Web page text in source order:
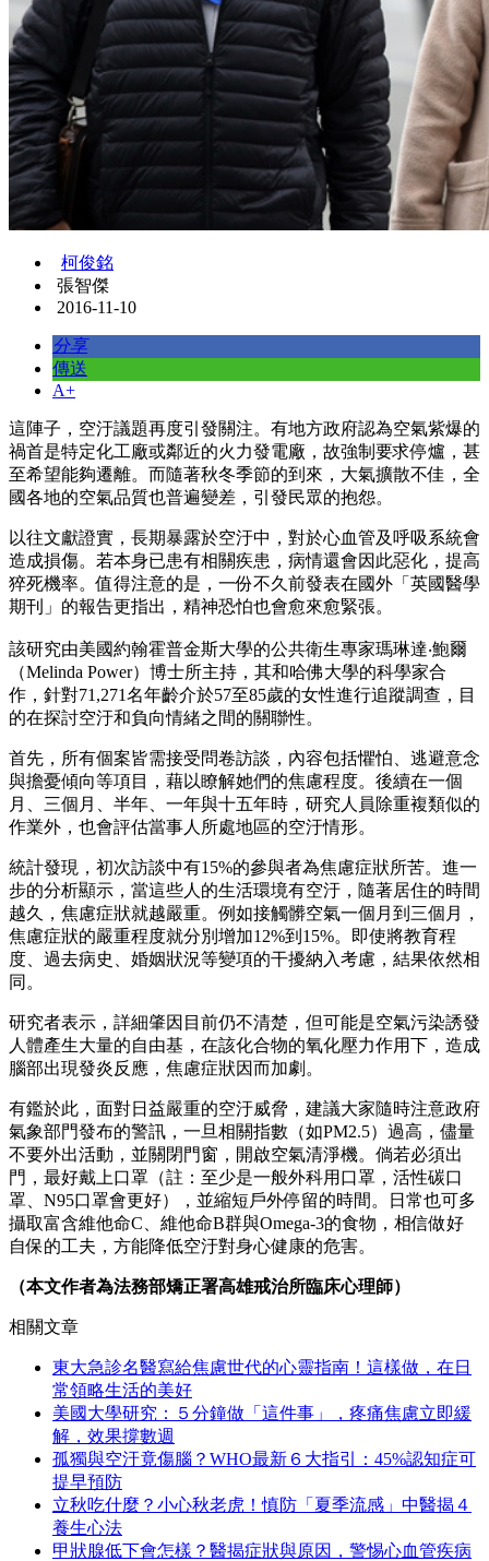
柯俊銘
張智傑
2016-11-10
分享
傳送
A+
這陣子，空汙議題再度引發關注。有地方政府認為空氣紫爆的
禍首是特定化工廠或鄰近的火力發電廠，故強制要求停爐，甚
至希望能夠遷離。而隨著秋冬季節的到來，大氣擴散不佳，全
國各地的空氣品質也普遍變差，引發民眾的抱怨。
以往文獻證實，長期暴露於空汙中，對於心血管及呼吸系統會
造成損傷。若本身已患有相關疾患，病情還會因此惡化，提高
猝死機率。值得注意的是，一份不久前發表在國外「英國醫學
期刊」的報告更指出，精神恐怕也會愈來愈緊張。
該研究由美國約翰霍普金斯大學的公共衛生專家瑪琳達‧鮑爾
（Melinda Power）博士所主持，其和哈佛大學的科學家合
作，針對71,271名年齡介於57至85歲的女性進行追蹤調查，目
的在探討空汙和負向情緒之間的關聯性。
首先，所有個案皆需接受問卷訪談，內容包括懼怕、逃避意念
與擔憂傾向等項目，藉以瞭解她們的焦慮程度。後續在一個
月、三個月、半年、一年與十五年時，研究人員除重複類似的
作業外，也會評估當事人所處地區的空汙情形。
統計發現，初次訪談中有15%的參與者為焦慮症狀所苦。進一
步的分析顯示，當這些人的生活環境有空汙，隨著居住的時間
越久，焦慮症狀就越嚴重。例如接觸髒空氣一個月到三個月，
焦慮症狀的嚴重程度就分別增加12%到15%。即使將教育程
度、過去病史、婚姻狀況等變項的干擾納入考慮，結果依然相
同。
研究者表示，詳細肇因目前仍不清楚，但可能是空氣污染誘發
人體產生大量的自由基，在該化合物的氧化壓力作用下，造成
腦部出現發炎反應，焦慮症狀因而加劇。
有鑑於此，面對日益嚴重的空汙威脅，建議大家隨時注意政府
氣象部門發布的警訊，一旦相關指數（如PM2.5）過高，儘量
不要外出活動，並關閉門窗，開啟空氣清淨機。倘若必須出
門，最好戴上口罩（註：至少是一般外科用口罩，活性碳口
罩、N95口罩會更好），並縮短戶外停留的時間。日常也可多
攝取富含維他命C、維他命B群與Omega-3的食物，相信做好
自保的工夫，方能降低空汙對身心健康的危害。
（本文作者為法務部矯正署高雄戒治所臨床心理師）
相關文章
東大急診名醫寫給焦慮世代的心靈指南！這樣做，在日
常領略生活的美好
美國大學研究：５分鐘做「這件事」，疼痛焦慮立即緩
解，效果撐數週
孤獨與空汙竟傷腦？WHO最新６大指引：45%認知症可
提早預防
立秋吃什麼？小心秋老虎！慎防「夏季流感」中醫揭４
養生心法
甲狀腺低下會怎樣？醫揭症狀與原因，警惕心血管疾病